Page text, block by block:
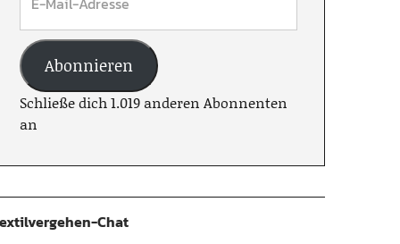
Abonnieren
Schließe dich 1.019 anderen Abonnenten
an
Chat